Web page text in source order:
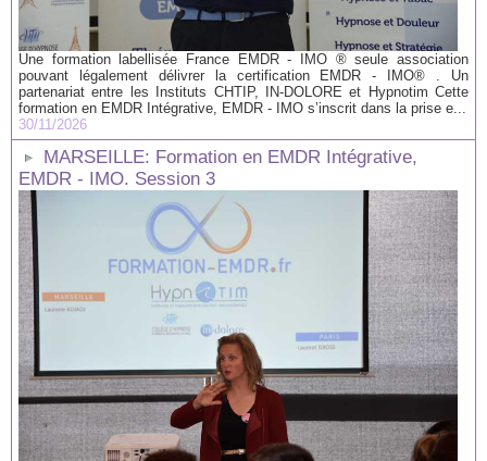
Une formation labellisée France EMDR - IMO ® seule association
pouvant légalement délivrer la certification EMDR - IMO® . Un
partenariat entre les Instituts CHTIP, IN-DOLORE et Hypnotim Cette
formation en EMDR Intégrative, EMDR - IMO s’inscrit dans la prise e...
30/11/2026
MARSEILLE: Formation en EMDR Intégrative,
EMDR - IMO. Session 3